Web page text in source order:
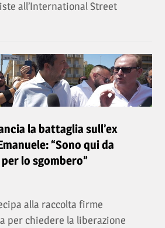
all’International Street
la battaglia sull’ex
“Sono qui da
lo sgombero”
alla raccolta firme
per chiedere la liberazione